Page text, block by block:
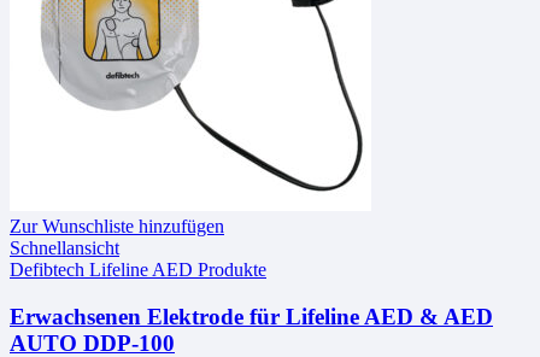
Zur Wunschliste hinzufügen
Schnellansicht
Defibtech Lifeline AED Produkte
Erwachsenen Elektrode für Lifeline AED & AED
AUTO DDP-100